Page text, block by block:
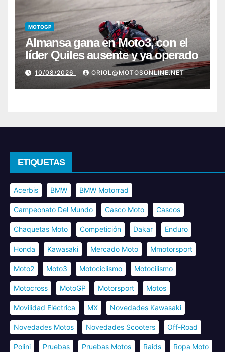
MOTOGP
Almansa gana en Moto3, con el
líder Quiles ausente y ya operado
10/08/2026 ORIOL@MOTOSONLINE.NET
ETIQUETAS
Acerbis BMW BMW Motorrad
Campeonato Del Mundo Casco Moto Cascos
Chaquetas Moto Competición Dakar Enduro
Honda Kawasaki Mercado Moto Mmotorsport
Moto2 Moto3 Motociclismo Motocilismo
Motocross MotoGP Motorsport Motos
Movilidad Eléctrica MX Novedades Kawasaki
Novedades Motos Novedades Scooters Off-Road
Polini Pruebas Pruebas Motos Raids Ropa Moto